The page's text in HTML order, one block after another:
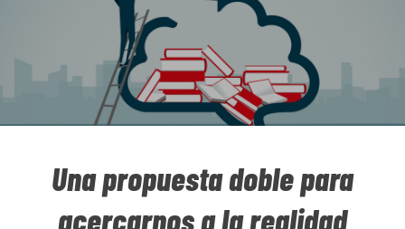
Una propuesta doble para
acercarnos a la realidad